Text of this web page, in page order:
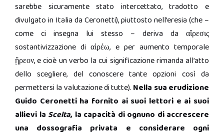
sarebbe sicuramente stato intercettato, tradotto e
divulgato in Italia da Ceronetti), piuttosto nell’eresia (che –
come ci insegna lui stesso – deriva da αἵρεσις
sostantivizzazione di αἱρέω, e per aumento temporale
ᾕρεον, e cioè un verbo la cui significazione rimanda all’atto
dello scegliere, del conoscere tante opzioni così da
permettersi la valutazione di tutte). Nella sua erudizione
Guido Ceronetti ha fornito ai suoi lettori e ai suoi
allievi la Scelta, la capacità di ognuno di accrescere
una dossografia privata e considerare ogni